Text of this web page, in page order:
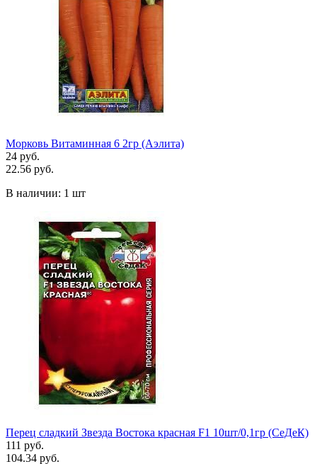
Морковь Витаминная 6 2гр (Аэлита)
24 руб.
22.56 руб.
В наличии: 1 шт
Перец сладкий Звезда Востока красная F1 10шт/0,1гр (СеДеК)
111 руб.
104.34 руб.